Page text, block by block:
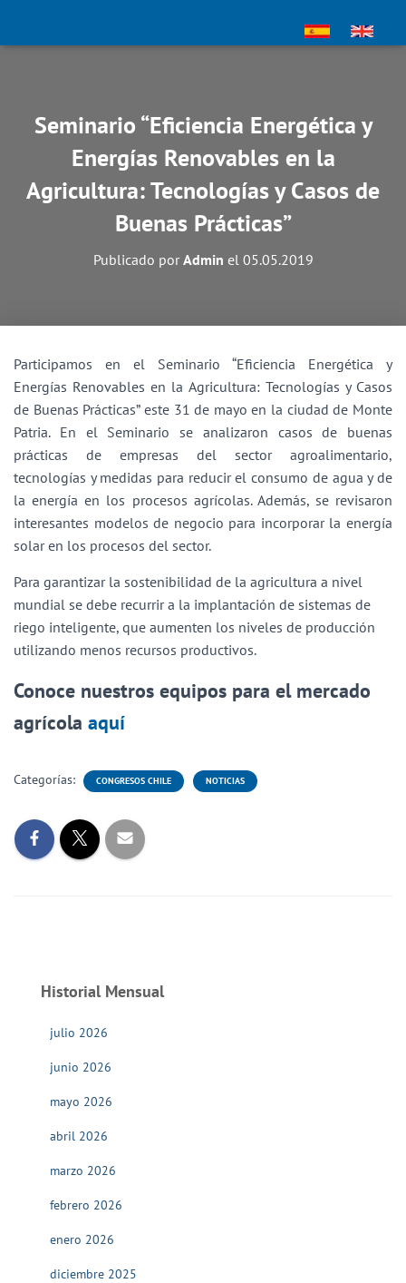
Seminario “Eficiencia Energética y
Energías Renovables en la
Agricultura: Tecnologías y Casos de
Buenas Prácticas”
Publicado por Admin el 05.05.2019
Participamos en el Seminario “Eficiencia Energética y
Energías Renovables en la Agricultura: Tecnologías y Casos
de Buenas Prácticas” este 31 de mayo en la ciudad de Monte
Patria. En el Seminario se analizaron casos de buenas
prácticas de empresas del sector agroalimentario,
tecnologías y medidas para reducir el consumo de agua y de
la energía en los procesos agrícolas. Además, se revisaron
interesantes modelos de negocio para incorporar la energía
solar en los procesos del sector.
Para garantizar la sostenibilidad de la agricultura a nivel
mundial se debe recurrir a la implantación de sistemas de
riego inteligente, que aumenten los niveles de producción
utilizando menos recursos productivos.
Conoce nuestros equipos para el mercado
agrícola aquí
Categorías: CONGRESOS CHILE NOTICIAS
Historial Mensual
julio 2026
junio 2026
mayo 2026
abril 2026
marzo 2026
febrero 2026
enero 2026
diciembre 2025